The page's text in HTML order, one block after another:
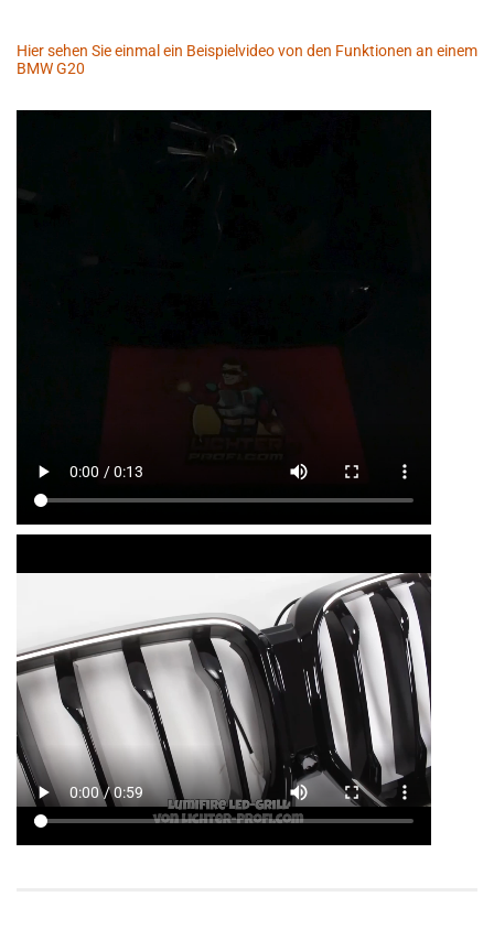
Hier sehen Sie einmal ein Beispielvideo von den Funktionen an einem
BMW G20